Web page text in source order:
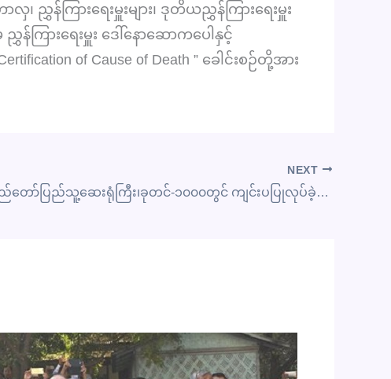
ညွှန်ကြားရေးမှူးများ၊ ဒုတိယညွှန်ကြားရေးမှူး
န်ကြားရေးမှူး ဒေါ်နောဆောကပေါနှင့်
of Cause of Death ” ခေါင်းစဉ်တို့အား
NEXT
နေပြည်တော်ပြည်သူ့ဆေးရုံကြီး၊ခုတင်-၁၀၀၀တွင် ကျင်းပပြုလုပ်ခဲ့သည့် ဆေးလူမှုဆက်ဆံရေးလုပ်ငန်းဆိုင်ရာ (Case Conference on Medical Social Works) ဆောင်ရွက်ခြင်း